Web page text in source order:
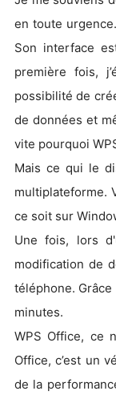
en toute
Son interface
première fois,
possibilité de
de données et
vite pourquoi
Mais ce qui le
multiplateforme.
ce soit sur
Une fois, lors
modification de
téléphone. Grâce
minutes.
WPS Office, ce
Office, c’est un
de la